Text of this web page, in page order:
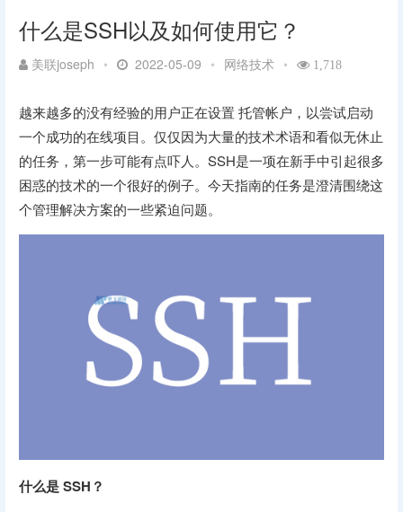
什么是SSH以及如何使用它？
美联joseph • 2022-05-09 • 网络技术 • 1,718
越来越多的没有经验的用户正在设置 托管帐户，以尝试启动
一个成功的在线项目。仅仅因为大量的技术术语和看似无休止
的任务，第一步可能有点吓人。SSH是一项在新手中引起很多
困惑的技术的一个很好的例子。今天指南的任务是澄清围绕这
个管理解决方案的一些紧迫问题。
什么是 SSH？